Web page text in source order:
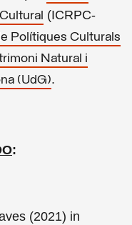
(ICRPC-
Polítiques Culturals
Natural i
(UdG).
:
(2021) in